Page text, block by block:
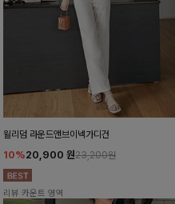
윌리덤 라운드앤브이넥가디건
10%20,900 원23,200원
리뷰 카운트 영역